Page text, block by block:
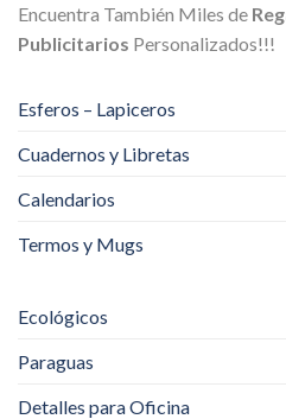
Encuentra También Miles de
Publicitarios Personalizados!!!
Esferos – Lapiceros
Cuadernos y Libretas
Calendarios
Termos y Mugs
Ecológicos
Paraguas
Detalles para Oficina